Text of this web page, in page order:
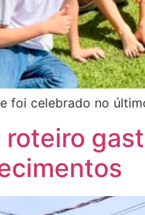
foi celebrado no